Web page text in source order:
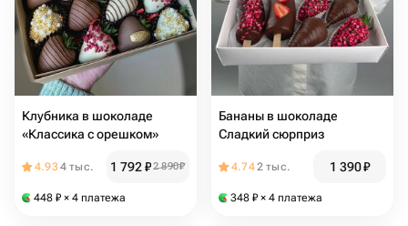
Клубника в шоколаде
«Классика с орешком»
4.934 тыс. 1 792₽2 890₽
448 ₽ × 4 платежа
Бананы в шоколаде
Сладкий сюрприз
4.742 тыс. 1 390₽
348 ₽ × 4 платежа